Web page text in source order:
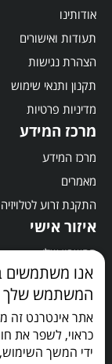
אודותינו
תעודות ואישורים
הצהרת נגישות
תקנון ותנאי שימוש
מדיניות פרטיות
מרכז המידע
מרכז המידע
מאמרים
התקנת זרוע לטלויזיה
איזור אישי
החשבון שלי
סל קניות
תשלום
הישארו
אנו משתמשים
המשתמש שלך
אתר אינטרנט זה
כראוי, לשפר את
ידי המשך